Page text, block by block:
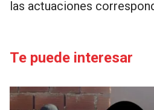
las actuaciones
Te puede interesar